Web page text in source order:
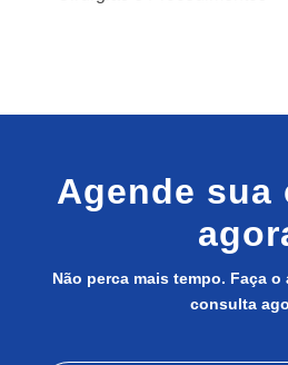
Agende sua
Não perca mais tempo. Faça
consulta